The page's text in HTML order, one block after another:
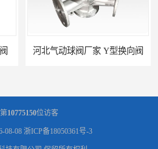
河北气动球阀厂家 Y型换向阀
10775150位访客
08-08 浙ICP备18050361号-3